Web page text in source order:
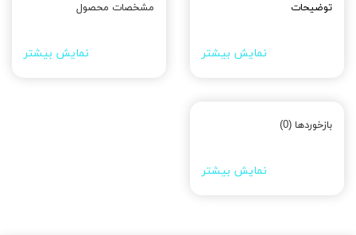
توضیحات
نمایش بیشتر
مشخصات محصول
نمایش بیشتر
بازخوردها (0)
نمایش بیشتر